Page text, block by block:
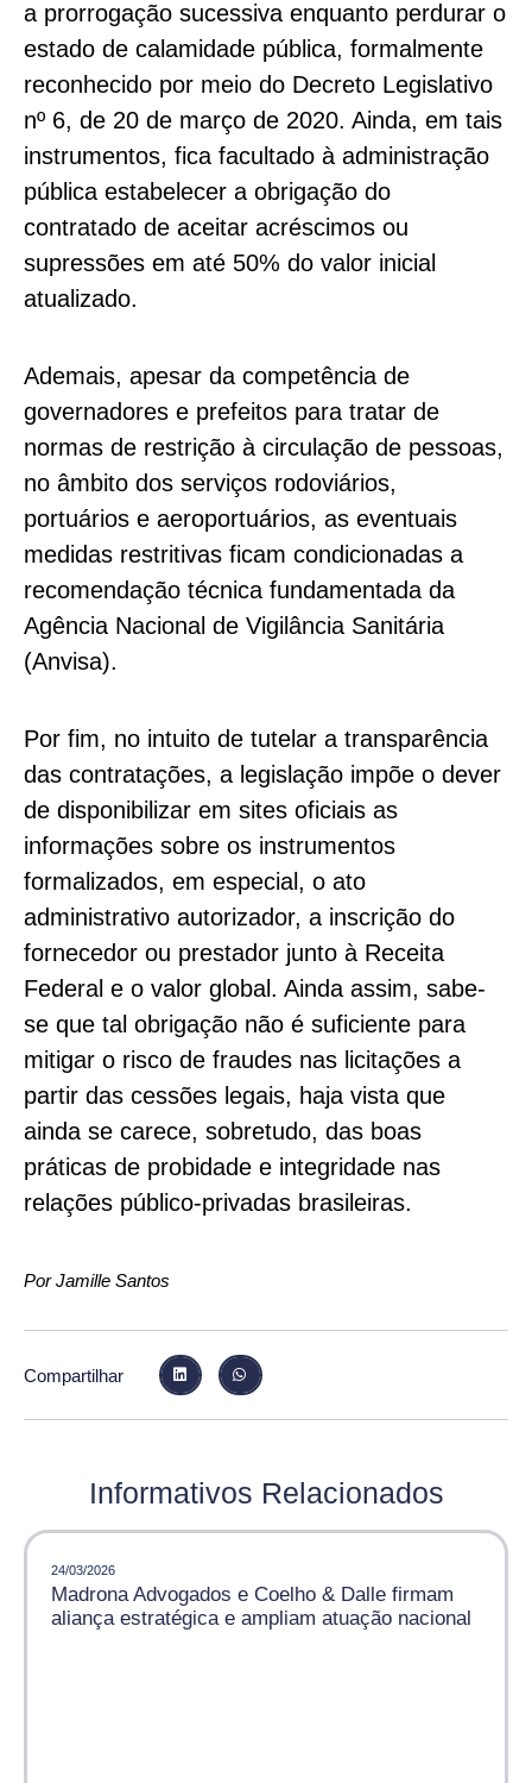
a prorrogação sucessiva enquanto perdurar o
estado de calamidade pública, formalmente
reconhecido por meio do Decreto Legislativo
nº 6, de 20 de março de 2020. Ainda, em tais
instrumentos, fica facultado à administração
pública estabelecer a obrigação do
contratado de aceitar acréscimos ou
supressões em até 50% do valor inicial
atualizado.
Ademais, apesar da competência de
governadores e prefeitos para tratar de
normas de restrição à circulação de pessoas,
no âmbito dos serviços rodoviários,
portuários e aeroportuários, as eventuais
medidas restritivas ficam condicionadas a
recomendação técnica fundamentada da
Agência Nacional de Vigilância Sanitária
(Anvisa).
Por fim, no intuito de tutelar a transparência
das contratações, a legislação impõe o dever
de disponibilizar em sites oficiais as
informações sobre os instrumentos
formalizados, em especial, o ato
administrativo autorizador, a inscrição do
fornecedor ou prestador junto à Receita
Federal e o valor global. Ainda assim, sabe-
se que tal obrigação não é suficiente para
mitigar o risco de fraudes nas licitações a
partir das cessões legais, haja vista que
ainda se carece, sobretudo, das boas
práticas de probidade e integridade nas
relações público-privadas brasileiras.
Por Jamille Santos
Compartilhar
Informativos Relacionados
24/03/2026
Madrona Advogados e Coelho & Dalle firmam
aliança estratégica e ampliam atuação nacional